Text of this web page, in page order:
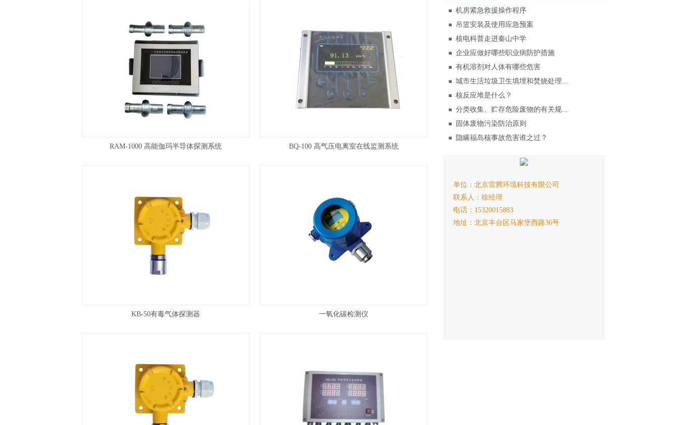
RAM-1000 高能伽玛半导体探测系统 BQ-100 高气压电离室在线监测系统
KB-50有毒气体探测器 一氧化碳检测仪
机房紧急救援操作程序
吊篮安装及使用应急预案
核电科普走进秦山中学
企业应做好哪些职业病防护措施
有机溶剂对人体有哪些危害
城市生活垃圾卫生填埋和焚烧处理...
核反应堆是什么？
分类收集、贮存危险废物的有关规...
固体废物污染防治原则
隐瞒福岛核事故危害谁之过？
单位：北京雷腾环境科技有限公司
联系人：徐经理
电话：15320015883
地址：北京丰台区马家堡西路36号